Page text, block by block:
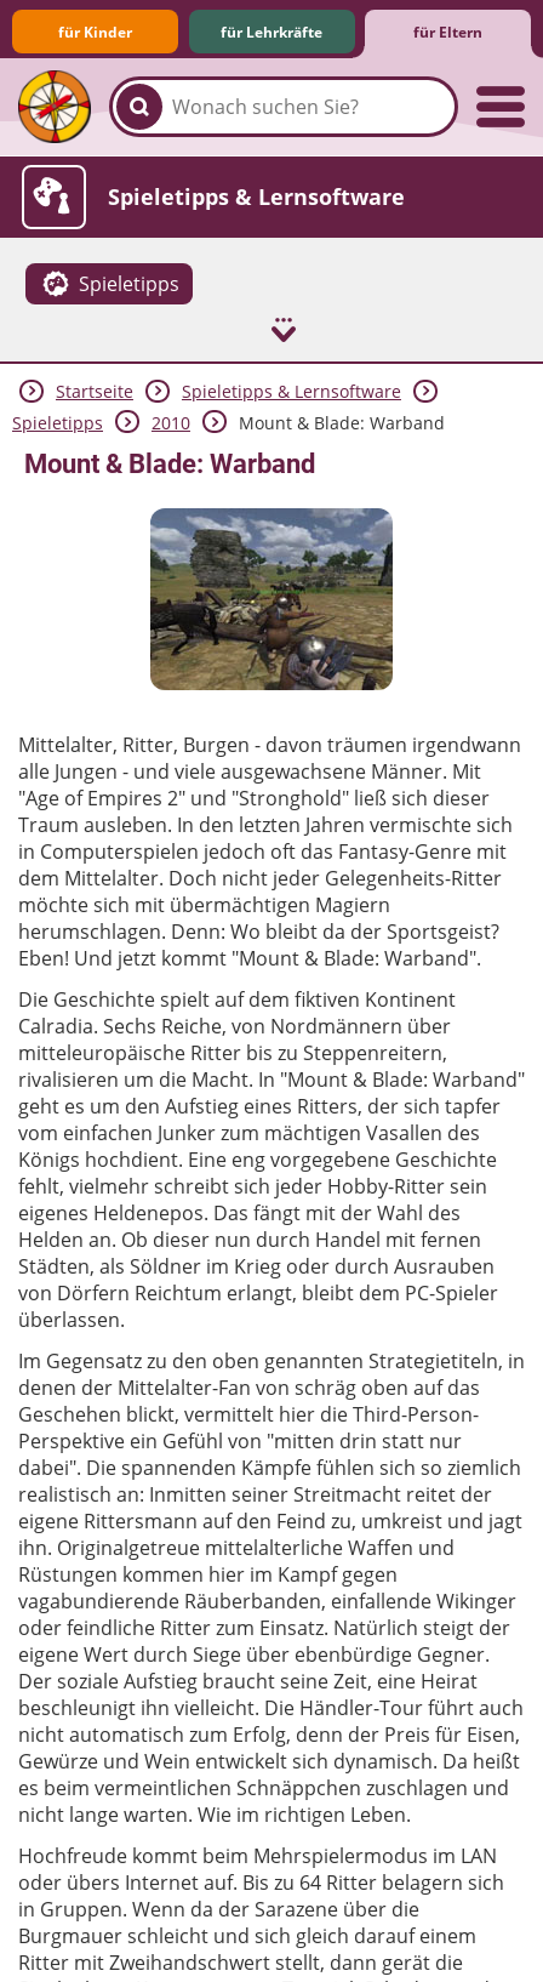
für Kinder für Lehrkräfte für Eltern
Familie & Medien
Spieletipps & Lernsoftware
Spieletipps
Die Jüngsten im Netz
Lexikon
Aktuelles
Startseite
Spieletipps & Lernsoftware
Spieletipps
2010 Mount & Blade: Warband
Mount & Blade: Warband
Mittelalter, Ritter, Burgen - davon träumen irgendwann
alle Jungen - und viele ausgewachsene Männer. Mit
"Age of Empires 2" und "Stronghold" ließ sich dieser
Traum ausleben. In den letzten Jahren vermischte sich
in Computerspielen jedoch oft das Fantasy-Genre mit
dem Mittelalter. Doch nicht jeder Gelegenheits-Ritter
möchte sich mit übermächtigen Magiern
herumschlagen. Denn: Wo bleibt da der Sportsgeist?
Eben! Und jetzt kommt "Mount & Blade: Warband".
Die Geschichte spielt auf dem fiktiven Kontinent
Calradia. Sechs Reiche, von Nordmännern über
mitteleuropäische Ritter bis zu Steppenreitern,
rivalisieren um die Macht. In "Mount & Blade: Warband"
geht es um den Aufstieg eines Ritters, der sich tapfer
vom einfachen Junker zum mächtigen Vasallen des
Königs hochdient. Eine eng vorgegebene Geschichte
fehlt, vielmehr schreibt sich jeder Hobby-Ritter sein
eigenes Heldenepos. Das fängt mit der Wahl des
Helden an. Ob dieser nun durch Handel mit fernen
Städten, als Söldner im Krieg oder durch Ausrauben
von Dörfern Reichtum erlangt, bleibt dem PC-Spieler
überlassen.
Im Gegensatz zu den oben genannten Strategietiteln, in
denen der Mittelalter-Fan von schräg oben auf das
Geschehen blickt, vermittelt hier die Third-Person-
Perspektive ein Gefühl von "mitten drin statt nur
dabei". Die spannenden Kämpfe fühlen sich so ziemlich
realistisch an: Inmitten seiner Streitmacht reitet der
eigene Rittersmann auf den Feind zu, umkreist und jagt
ihn. Originalgetreue mittelalterliche Waffen und
Rüstungen kommen hier im Kampf gegen
vagabundierende Räuberbanden, einfallende Wikinger
oder feindliche Ritter zum Einsatz. Natürlich steigt der
eigene Wert durch Siege über ebenbürdige Gegner.
Der soziale Aufstieg braucht seine Zeit, eine Heirat
beschleunigt ihn vielleicht. Die Händler-Tour führt auch
nicht automatisch zum Erfolg, denn der Preis für Eisen,
Gewürze und Wein entwickelt sich dynamisch. Da heißt
es beim vermeintlichen Schnäppchen zuschlagen und
nicht lange warten. Wie im richtigen Leben.
Hochfreude kommt beim Mehrspielermodus im LAN
oder übers Internet auf. Bis zu 64 Ritter belagern sich
in Gruppen. Wenn da der Sarazene über die
Burgmauer schleicht und sich gleich darauf einem
Ritter mit Zweihandschwert stellt, dann gerät die